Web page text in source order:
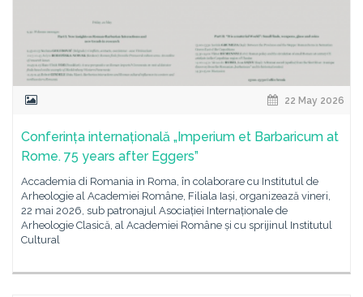
22 May 2026
Conferința internațională „Imperium et Barbaricum at
Rome. 75 years after Eggers”
Accademia di Romania in Roma, în colaborare cu Institutul de
Arheologie al Academiei Române, Filiala Iași, organizează vineri,
22 mai 2026, sub patronajul Asociației Internaționale de
Arheologie Clasică, al Academiei Române și cu sprijinul Institutul
Cultural